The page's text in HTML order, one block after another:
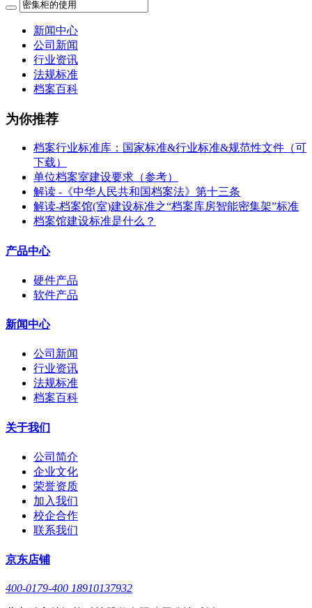
新闻中心
公司新闻
行业资讯
法规标准
档案百科
为你推荐
档案行业标准库：国家标准&行业标准&规范性文件（可
下载）
单位档案室建设要求（参考）
解读 -《中华人民共和国档案法》第十三条
解读-档案馆(室)建设标准之“档案库房智能密集架”标准
档案馆建设标准是什么？
产品中心
硬件产品
软件产品
新闻中心
公司新闻
行业资讯
法规标准
档案百科
关于我们
公司简介
企业文化
荣誉资质
加入我们
校企合作
联系我们
京东店铺
400-0179-400 18910137932